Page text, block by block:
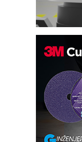
(Shelf-
Potpuna
sistema
Trajna